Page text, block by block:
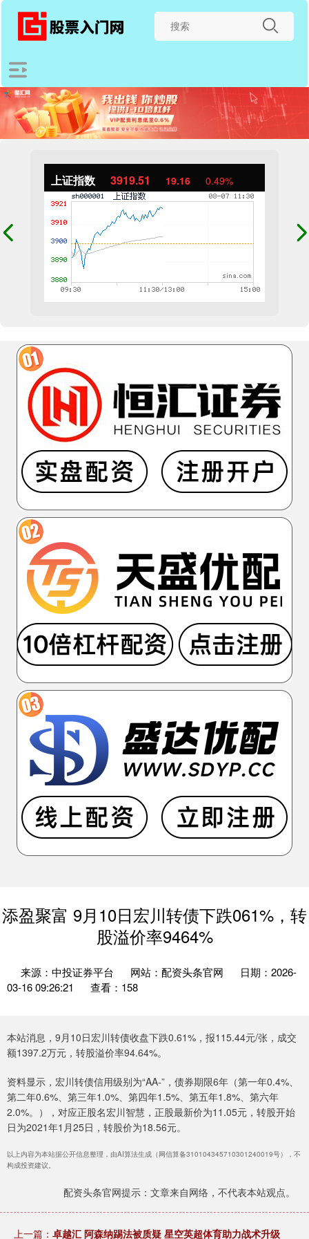
上证指数 3919.51 19.16 0.49%
添盈聚富 9月10日宏川转债下跌061%，转
股溢价率9464%
来源：中投证券平台 网站：配资头条官网
日期：2026-
03-16 09:26:21
查看：158
本站消息，9月10日宏川转债收盘下跌0.61%，报115.44元/张，成交
额1397.2万元，转股溢价率94.64%。
资料显示，宏川转债信用级别为“AA-”，债券期限6年（第一年0.4%、
第二年0.6%、第三年1.0%、第四年1.5%、第五年1.8%、第六年
2.0%。），对应正股名宏川智慧，正股最新价为11.05元，转股开始
日为2021年1月25日，转股价为18.56元。
以上内容为本站据公开信息整理，由AI算法生成（网信算备310104345710301240019号），不
构成投资建议。
配资头条官网提示：文章来自网络，不代表本站观点。
上一篇： 卓越汇 阿森纳踢法被质疑 星空英超体育助力战术升级